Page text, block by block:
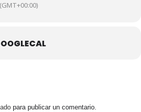
(GMT+00:00)
para publicar un comentario.